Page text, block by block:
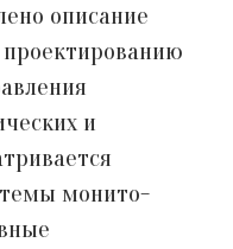
описание
проектированию
и
монито-